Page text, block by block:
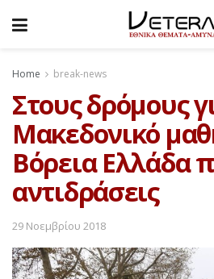
Home break-news
Στους δρόμους
Μακεδονικό
Βόρεια Ελλάδα
αντιδράσεις
29 Νοεμβρίου 2018